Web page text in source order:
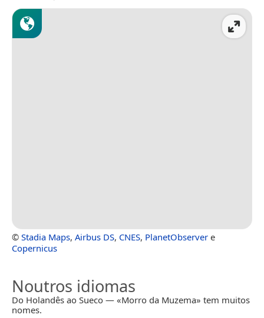
© Stadia Maps, Airbus DS, CNES, PlanetObserver e
Copernicus
Noutros idiomas
Do Holandês ao Sueco — «Morro da Muzema» tem muitos
nomes.